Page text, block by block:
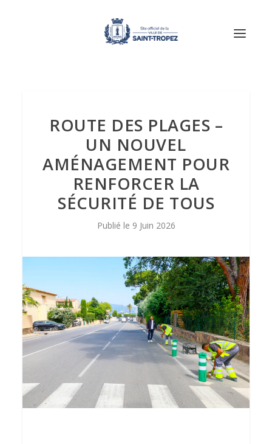
ROUTE DES PLAGES –
UN NOUVEL
AMÉNAGEMENT POUR
RENFORCER LA
SÉCURITÉ DE TOUS
9 Juin 2026